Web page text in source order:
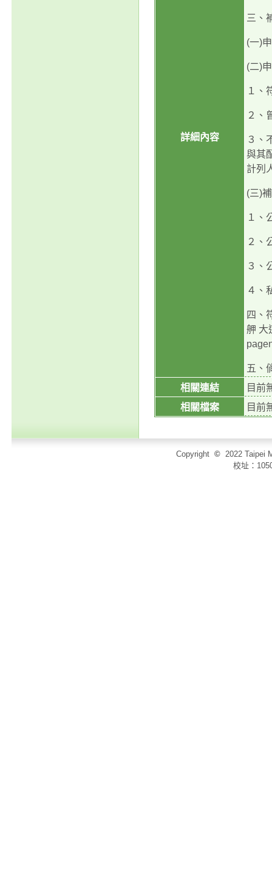
詳細內容
三、
(一)
(二)
１、
２、
３、
與其
計列
(三)
１、
２、
３、
４、
四、
舺 大
五、
相關連結
目前
相關檔案
目前
Copyright © 2022 Taipei
校址：